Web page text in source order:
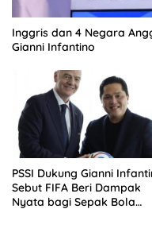
Inggris dan 4 Negara
Gianni Infantino
PSSI Dukung Gianni
Sebut FIFA Beri Dampak
Nyata bagi Sepak Bola